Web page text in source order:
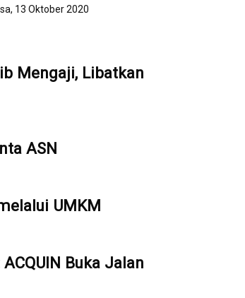
13 Oktober 2020
Mengaji, Libatkan
ASN
UMKM
Buka Jalan